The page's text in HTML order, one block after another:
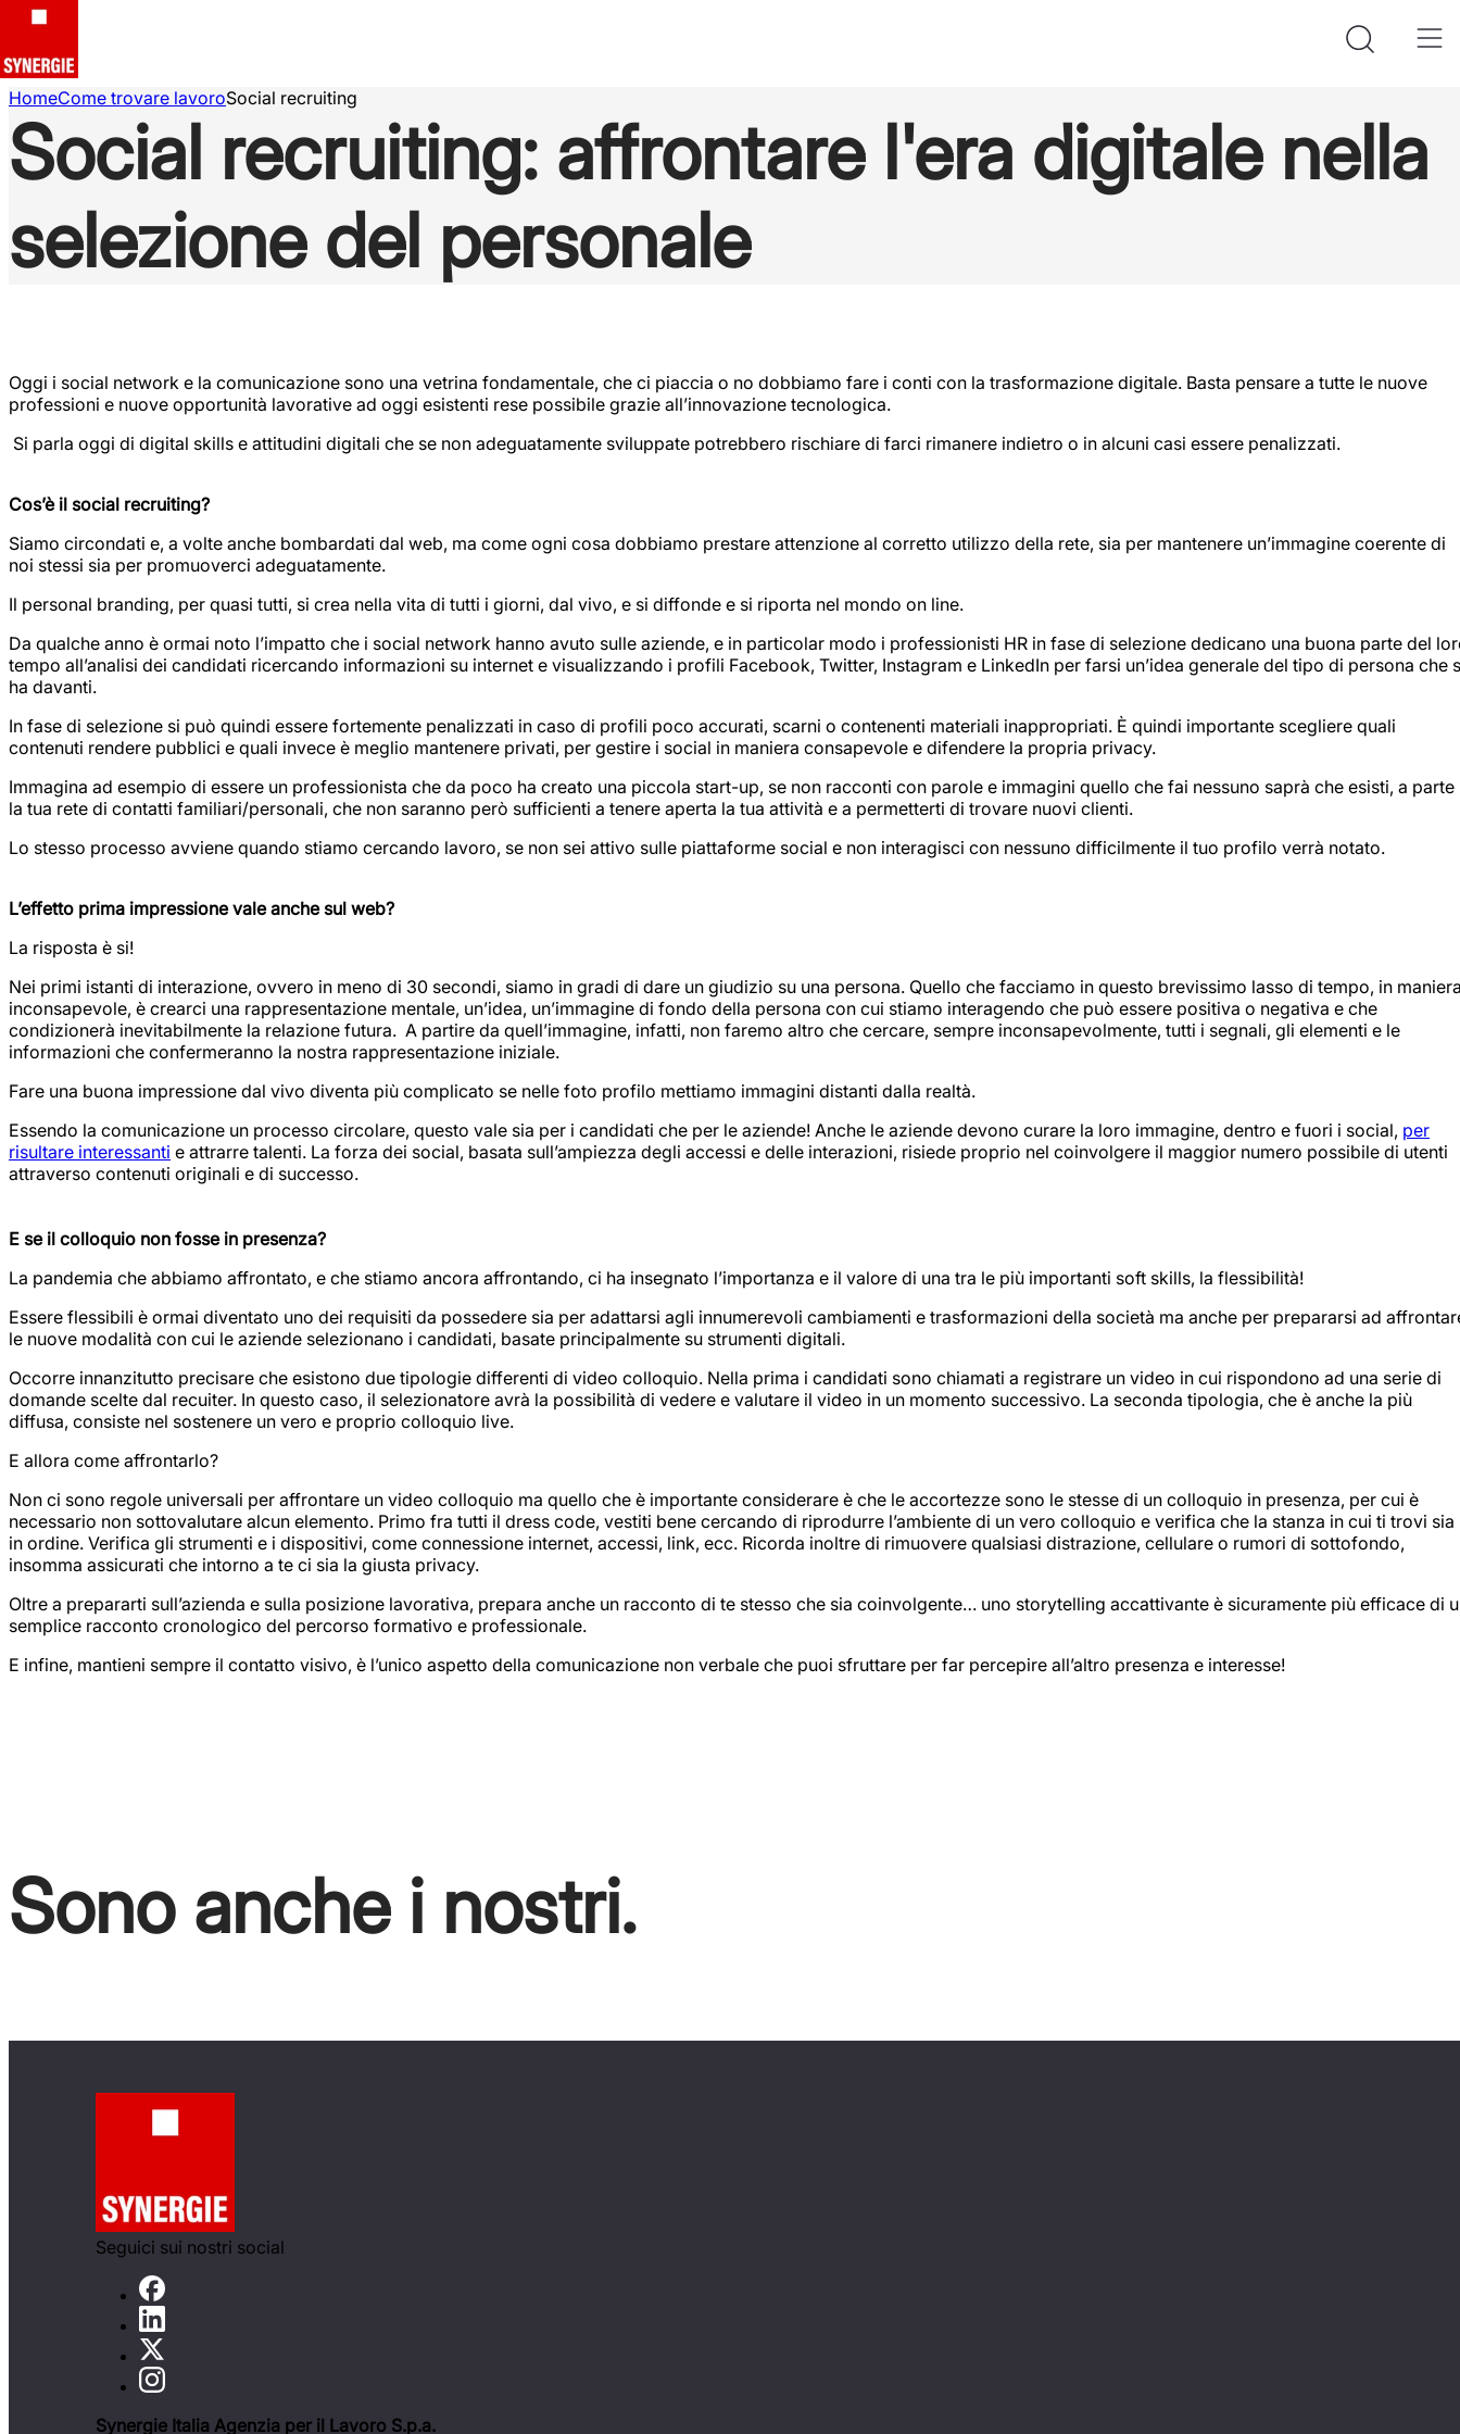
HomeCome trovare lavoroSocial recruiting
Social recruiting: affrontare l'era digitale nella
selezione del personale
Oggi i social network e la comunicazione sono una vetrina fondamentale, che ci piaccia o no dobbiamo fare i conti con la trasformazione digitale. Basta pensare a tutte le nuove
professioni e nuove opportunità lavorative ad oggi esistenti rese possibile grazie all’innovazione tecnologica.
Si parla oggi di digital skills e attitudini digitali che se non adeguatamente sviluppate potrebbero rischiare di farci rimanere indietro o in alcuni casi essere penalizzati.
Cos’è il social recruiting?
Siamo circondati e, a volte anche bombardati dal web, ma come ogni cosa dobbiamo prestare attenzione al corretto utilizzo della rete, sia per mantenere un’immagine coerente di
noi stessi sia per promuoverci adeguatamente.
Il personal branding, per quasi tutti, si crea nella vita di tutti i giorni, dal vivo, e si diffonde e si riporta nel mondo on line.
Da qualche anno è ormai noto l’impatto che i social network hanno avuto sulle aziende, e in particolar modo i professionisti HR in fase di selezione dedicano una buona parte del
tempo all’analisi dei candidati ricercando informazioni su internet e visualizzando i profili Facebook, Twitter, Instagram e LinkedIn per farsi un’idea generale del tipo di persona che
ha davanti.
In fase di selezione si può quindi essere fortemente penalizzati in caso di profili poco accurati, scarni o contenenti materiali inappropriati. È quindi importante scegliere quali
contenuti rendere pubblici e quali invece è meglio mantenere privati, per gestire i social in maniera consapevole e difendere la propria privacy.
Immagina ad esempio di essere un professionista che da poco ha creato una piccola start-up, se non racconti con parole e immagini quello che fai nessuno saprà che esisti, a parte
la tua rete di contatti familiari/personali, che non saranno però sufficienti a tenere aperta la tua attività e a permetterti di trovare nuovi clienti.
Lo stesso processo avviene quando stiamo cercando lavoro, se non sei attivo sulle piattaforme social e non interagisci con nessuno difficilmente il tuo profilo verrà notato.
L’effetto prima impressione vale anche sul web?
La risposta è si!
Nei primi istanti di interazione, ovvero in meno di 30 secondi, siamo in gradi di dare un giudizio su una persona. Quello che facciamo in questo brevissimo lasso di tempo, in
inconsapevole, è crearci una rappresentazione mentale, un’idea, un’immagine di fondo della persona con cui stiamo interagendo che può essere positiva o negativa e che
condizionerà inevitabilmente la relazione futura. A partire da quell’immagine, infatti, non faremo altro che cercare, sempre inconsapevolmente, tutti i segnali, gli elementi e le
informazioni che confermeranno la nostra rappresentazione iniziale.
Fare una buona impressione dal vivo diventa più complicato se nelle foto profilo mettiamo immagini distanti dalla realtà.
Essendo la comunicazione un processo circolare, questo vale sia per i candidati che per le aziende! Anche le aziende devono curare la loro immagine, dentro e fuori i social, per
risultare interessanti e attrarre talenti. La forza dei social, basata sull’ampiezza degli accessi e delle interazioni, risiede proprio nel coinvolgere il maggior numero possibile di utenti
attraverso contenuti originali e di successo.
E se il colloquio non fosse in presenza?
La pandemia che abbiamo affrontato, e che stiamo ancora affrontando, ci ha insegnato l’importanza e il valore di una tra le più importanti soft skills, la flessibilità!
Essere flessibili è ormai diventato uno dei requisiti da possedere sia per adattarsi agli innumerevoli cambiamenti e trasformazioni della società ma anche per prepararsi ad
le nuove modalità con cui le aziende selezionano i candidati, basate principalmente su strumenti digitali.
Occorre innanzitutto precisare che esistono due tipologie differenti di video colloquio. Nella prima i candidati sono chiamati a registrare un video in cui rispondono ad una serie di
domande scelte dal recuiter. In questo caso, il selezionatore avrà la possibilità di vedere e valutare il video in un momento successivo. La seconda tipologia, che è anche la più
diffusa, consiste nel sostenere un vero e proprio colloquio live.
E allora come affrontarlo?
Non ci sono regole universali per affrontare un video colloquio ma quello che è importante considerare è che le accortezze sono le stesse di un colloquio in presenza, per cui è
necessario non sottovalutare alcun elemento. Primo fra tutti il dress code, vestiti bene cercando di riprodurre l’ambiente di un vero colloquio e verifica che la stanza in cui ti trovi sia
in ordine. Verifica gli strumenti e i dispositivi, come connessione internet, accessi, link, ecc. Ricorda inoltre di rimuovere qualsiasi distrazione, cellulare o rumori di sottofondo,
insomma assicurati che intorno a te ci sia la giusta privacy.
Oltre a prepararti sull’azienda e sulla posizione lavorativa, prepara anche un racconto di te stesso che sia coinvolgente… uno storytelling accattivante è sicuramente più efficace di
semplice racconto cronologico del percorso formativo e professionale.
E infine, mantieni sempre il contatto visivo, è l’unico aspetto della comunicazione non verbale che puoi sfruttare per far percepire all’altro presenza e interesse!
Sono anche i nostri.
Seguici sui nostri social
Synergie Italia Agenzia per il Lavoro S.p.a.